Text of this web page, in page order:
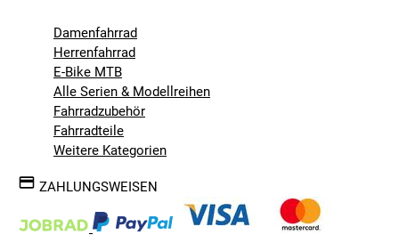
Damenfahrrad
Herrenfahrrad
E-Bike MTB
Alle Serien & Modellreihen
Fahrradzubehör
Fahrradteile
Weitere Kategorien
ZAHLUNGSWEISEN